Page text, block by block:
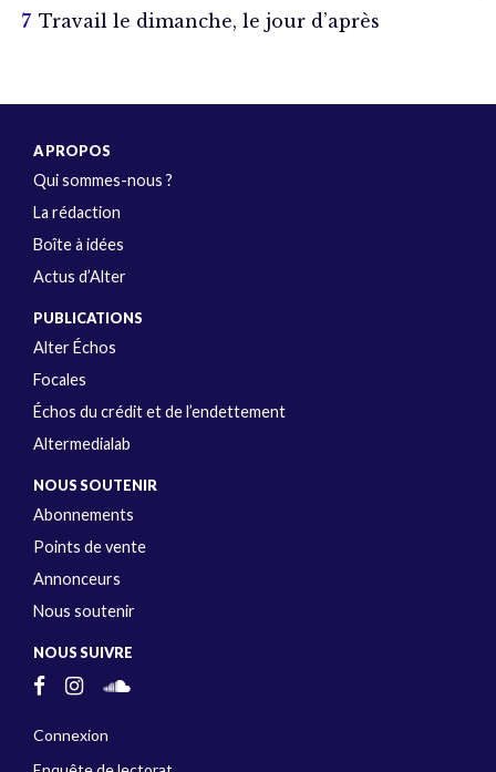
Travail le dimanche, le jour d’après
A PROPOS
Qui sommes-nous ?
La rédaction
Boîte à idées
Actus d’Alter
PUBLICATIONS
Alter Échos
Focales
Échos du crédit et de l’endettement
Altermedialab
NOUS SOUTENIR
Abonnements
Points de vente
Annonceurs
Nous soutenir
NOUS SUIVRE
Connexion